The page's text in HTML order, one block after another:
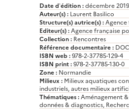
Date d’édition :décembre 2019
Auteur(s) : Laurent Basilico
Structure(s) autrice(s) :Agence
Editeur(s) :Agence française
Collection : Rencontres
Référence documentaire :
ISBN web :978-2-37785-129-4
ISBN print :978-2-37785-130-0
Zone : Normandie
Milieux : Milieux aquatiques
industriels, autres milieux
Thématiques :Aménagement
données & diagnostics,